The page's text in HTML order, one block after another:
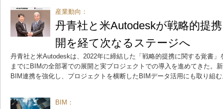
産業動向：
丹青社と米Autodeskが戦略的提
開を経て次なるステージへ
丹青社と米Autodeskは、2022年に締結した「戦略的提携に関する覚書
までにBIMの全部署での展開と実プロジェクトでの導入を進めてきた。
BIM連携を強化し、プロジェクトを横断したBIMデータ活用にも取り組
BIM：